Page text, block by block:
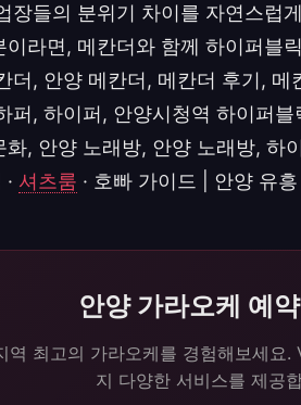
장들의 분위기 차이를 자연스럽
이라면, 메칸더와 함께 하이퍼블
더, 안양 메칸더, 메칸더 후기,
퍼, 하이퍼, 안양시청역 하이퍼
화, 안양 노래방, 안양 노래방, 하
셔츠룸 · 호빠 가이드 | 안양 유
안양 가라오케 예
역 최고의 가라오케를 경험해보세요.
지 다양한 서비스를 제공